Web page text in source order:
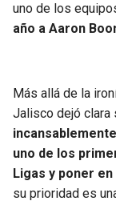
uno de los
año a Aaron
Más allá de la
Jalisco dejó clara
uno de los
Ligas y poner
su prioridad es